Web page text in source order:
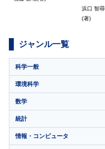
浜口 智尋
(著)
ジャンル一覧
科学一般
環境科学
数学
統計
情報・コンピュータ